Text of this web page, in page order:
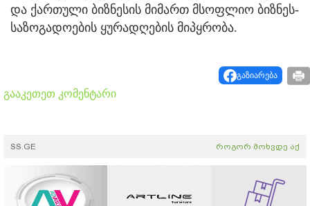
და ქართული ბიზნესის მიმართ მსოფლიო ბიზნეს-
საზოგადოების ყურადღების მიპყრობა.
გაზიარება
გააკეთეთ კომენტარი
SS.GE როგორ მოხვდე აქ